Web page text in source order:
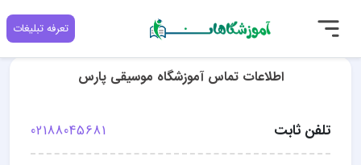
تعرفه تبلیغات
اطلاعات تماس آموزشگاه موسیقی پارس
تلفن ثابت 02188045681